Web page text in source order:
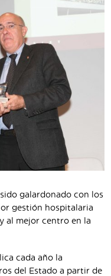
galardonado con los
gestión hospitalaria
al mejor centro en la
cada año la
del Estado a partir de